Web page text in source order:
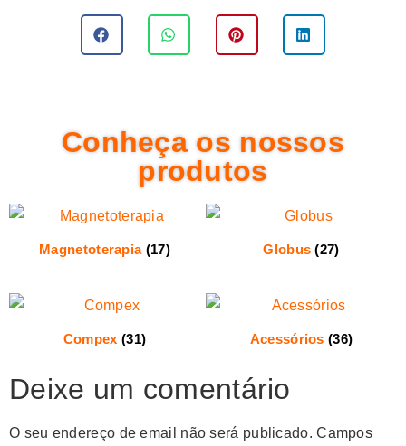
Conheça os nossos
produtos
Magnetoterapia (17) Globus(27)
Compex (31) Acessórios(36)
Deixe um comentário
O seu endereço de email não será publicado. Campos